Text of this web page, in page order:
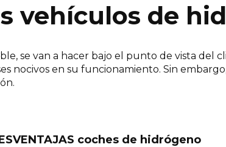
vehículos de
se van a hacer bajo el punto de vista del
nocivos en su funcionamiento. Sin
coches de hidrógeno